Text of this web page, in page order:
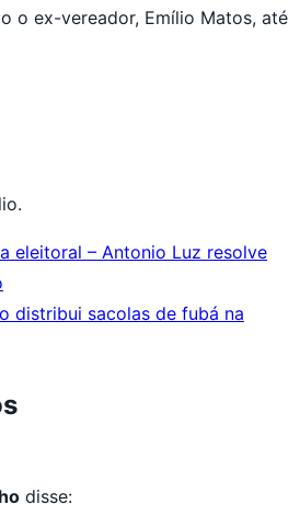
o ex-vereador, Emílio Matos, até
eleitoral – Antonio Luz resolve
distribui sacolas de fubá na
disse: